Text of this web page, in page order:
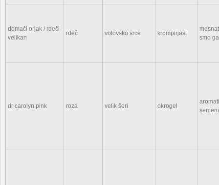
domači orjak / rdeči
velikan
rdeč volovsko srce krompirjast
smo
dr carolyn pink roza velik šeri okrogel